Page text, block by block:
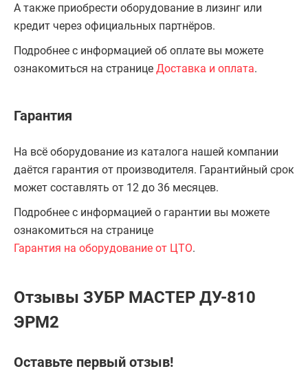
А также приобрести оборудование в лизинг или
кредит через официальных партнёров.
Подробнее с информацией об оплате вы можете
ознакомиться на странице Доставка и оплата.
Гарантия
На всё оборудование из каталога нашей компании
даётся гарантия от производителя. Гарантийный срок
может составлять от 12 до 36 месяцев.
Подробнее с информацией о гарантии вы можете
ознакомиться на странице
Гарантия на оборудование от ЦТО.
Отзывы ЗУБР МАСТЕР ДУ-810
ЭРМ2
Оставьте первый отзыв!